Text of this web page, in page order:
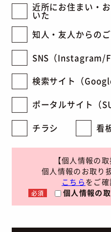
近所にお住まい・
いた
知人・友人からの
SNS（Instagram/
検索サイト（
ポータルサイト（
チラシ
看
【個人情報の
個人情報のお取り
こちらをご確
必須 個人情報の